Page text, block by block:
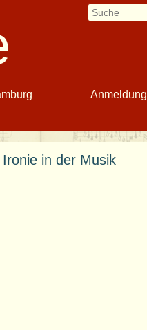
Anmeldung
in der Musik